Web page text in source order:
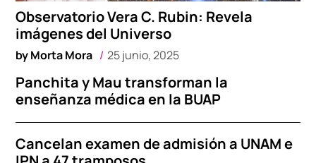
Observatorio Vera C. Rubin: Revela
imágenes del Universo
byMorta Mora 25 junio, 2025
Panchita y Mau transforman la
enseñanza médica en la BUAP
Cancelan examen de admisión a UNAM e